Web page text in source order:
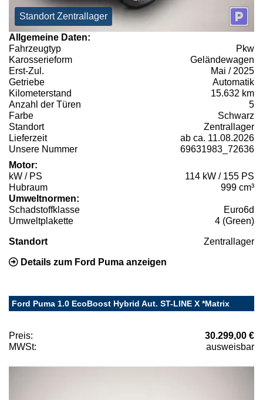
Standort Zentrallager
Allgemeine Daten:
Fahrzeugtyp
Pkw
Karosserieform
Geländewagen
Erst-Zul.
Mai / 2025
Getriebe
Automatik
Kilometerstand
15.632 km
Anzahl der Türen
5
Farbe
Schwarz
Standort
Zentrallager
Lieferzeit
ab ca. 11.08.2026
Unsere Nummer
69631983_72636
Motor:
kW / PS
114 kW / 155 PS
Hubraum
999 cm³
Umweltnormen:
Schadstoffklasse
Euro6d
Umweltplakette
4 (Green)
Standort Zentrallager
Details zum Ford Puma anzeigen
Ford Puma 1.0 EcoBoost Hybrid Aut. ST-LINE X *Matrix
Preis:
30.299,00 €
MWSt:
ausweisbar